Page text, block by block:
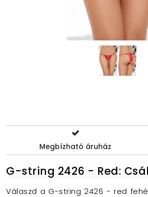
Megbízható áruház
G-string 2426 - Red:
Válaszd a G-string 2426 - red